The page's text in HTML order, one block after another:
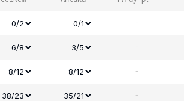
0/2 0/1 -
6/8 3/5 -
8/12 8/12 -
38/23 35/21 -